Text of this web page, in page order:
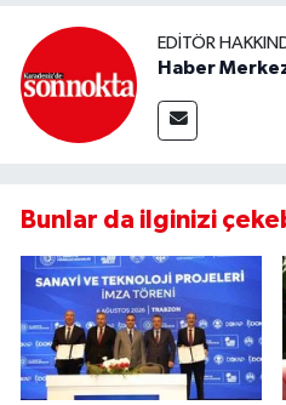
EDITÖR
Haber
Bunlar da ilginizi